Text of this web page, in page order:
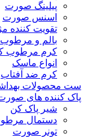
پیلینگ صورت
اسنس صورت
تقویت کننده
بالم و
کرم مرطوب
انواع ماسک
کرم ضد آفتاب
ست محصولات
پاک کننده های
شیر پاک کن
دستمال
تونر صورت